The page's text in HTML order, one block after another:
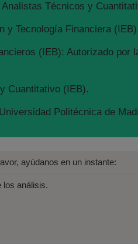
Técnicos y
y Tecnología Financiera (IEB).
(IEB): Autorizado
Cuantitativo (IEB).
Politécnica de
ayúdanos en un instante:
los análisis.